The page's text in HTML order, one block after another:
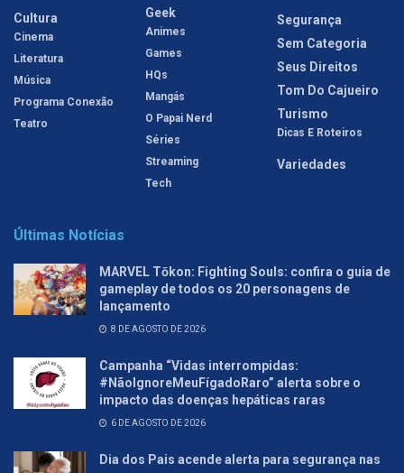
Cultura
Cinema
Literatura
Música
Programa Conexão
Teatro
Geek
Animes
Games
HQs
Mangás
O Papai Nerd
Séries
Streaming
Tech
Segurança
Sem Categoria
Seus Direitos
Tom Do Cajueiro
Turismo
Dicas E Roteiros
Variedades
Últimas Notícias
MARVEL Tōkon: Fighting Souls: confira o guia de
gameplay de todos os 20 personagens de
lançamento
8 DE AGOSTO DE 2026
Campanha “Vidas interrompidas:
#NãoIgnoreMeuFígadoRaro” alerta sobre o
impacto das doenças hepáticas raras
6 DE AGOSTO DE 2026
Dia dos Pais acende alerta para segurança nas